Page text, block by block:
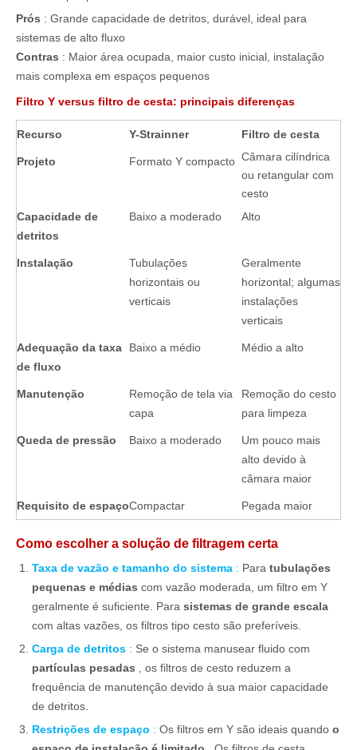
Prós : Grande capacidade de detritos, durável, ideal para
sistemas de alto fluxo
Contras : Maior área ocupada, maior custo inicial, instalação
mais complexa em espaços pequenos
Filtro Y versus filtro de cesta: principais diferenças
Recurso Y-Strainner Filtro de cesta
Projeto Formato Y compacto Câmara cilíndrica
ou retangular com
cesto
Capacidade de
detritos
Baixo a moderado Alto
Instalação
Tubulações
horizontais ou
verticais
Geralmente
horizontal; algumas
instalações
verticais
Adequação da taxa
de fluxo
Baixo a médio Médio a alto
Manutenção
Remoção de tela via
capa
Remoção do cesto
para limpeza
Queda de pressão Baixo a moderado
Um pouco mais
alto devido à
câmara maior
Requisito de espaçoCompactar Pegada maior
Como escolher a solução de filtragem certa
Taxa de vazão e tamanho do sistema : Para tubulações
pequenas e médias com vazão moderada, um filtro em Y
geralmente é suficiente. Para sistemas de grande escala
com altas vazões, os filtros tipo cesto são preferíveis.
Carga de detritos : Se o sistema manusear fluido com
partículas pesadas
, os filtros de cesto reduzem a
frequência de manutenção devido à sua maior capacidade
de detritos.
Restrições de espaço : Os filtros em Y são ideais quando o